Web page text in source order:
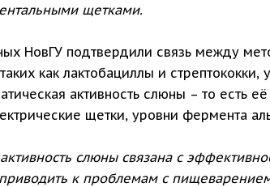
щетками.
НовГУ подтвердили связь между
как лактобациллы и
активность слюны – то есть
щетки, уровни
слюны связана с
к проблемам с